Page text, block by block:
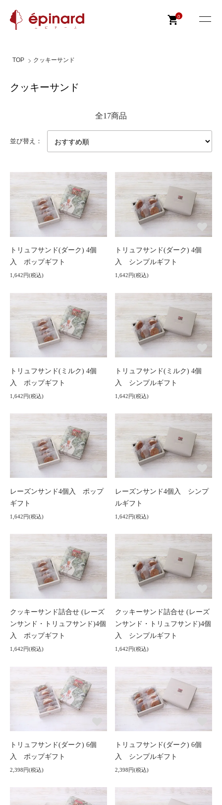
0
TOP クッキーサンド
クッキーサンド
全17商品
並び替え：
トリュフサンド(ダーク) 4個
入 ポップギフト
1,642円(税込)
トリュフサンド(ダーク) 4個
入 シンプルギフト
1,642円(税込)
トリュフサンド(ミルク) 4個
入 ポップギフト
1,642円(税込)
トリュフサンド(ミルク) 4個
入 シンプルギフト
1,642円(税込)
レーズンサンド4個入 ポップ
ギフト
1,642円(税込)
レーズンサンド4個入 シンプ
ルギフト
1,642円(税込)
クッキーサンド詰合せ (レーズ
ンサンド・トリュフサンド)4個
入 ポップギフト
1,642円(税込)
クッキーサンド詰合せ (レーズ
ンサンド・トリュフサンド)4個
入 シンプルギフト
1,642円(税込)
トリュフサンド(ダーク) 6個
入 ポップギフト
2,398円(税込)
トリュフサンド(ダーク) 6個
入 シンプルギフト
2,398円(税込)